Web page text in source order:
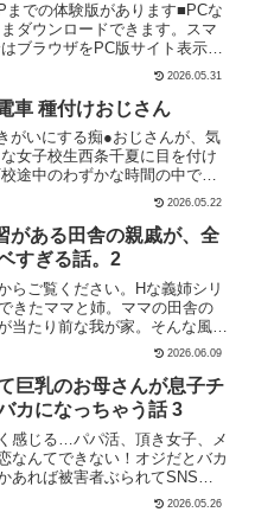
までの体験版があります■PCな
ダウンロードできます。スマ
ブラウザをPC版サイト表示に
可能です。【ストーリー】連
く残業をしている若手社員の
んな町田を心配して「清水先
われ飲みに行くことに…しかし
つれて先輩が酒に弱い事を思
の定酔っぱらってしまう…先
一旦ホテルで休憩する事にな
た先輩が勢いで取った予想外の
内容】・フルカラーPNG形式・
SNS】・
本作品にはStable
よるAI生成画像を使用し加筆
ます。
2026.05.31
車 種付けおじさん
がいにする痴●おじさんが、気
女子校生西条千夏に目を付け
途中のわずかな時間の中で、
●される悦びを教えやることに。
じ痴●を生きがいにする痴●おじ
の強そうな女子校生西条千夏
る。登下校途中のわずかな時
彼女に痴●される悦びを教えや
〇キャラクター【西条千夏】
黒髪ポニーテール。剣道部。処
明るく真面目で少々気が強い
基本的にはフツーの女子校生。
と気付かれるのが恥ずかしく
ないタイプ。体は敏感で感じ
●されてHな気分になってしま
い、それによってますます恥
って強く言い出せなくなって
システムコマンドによるお触
です。ヒロイン千夏は警戒心が
2026.05.22
がある田舎の親戚が、全
すぎる話。2
らご覧ください。Hな義姉シリ
きたママと姉。ママの田舎の
当たり前な我が家。そんな風習
『仲良し』という、家の若い男
で性欲処理をするというHな風
に川遊び。休憩時間もテントの
ると、ちょうど農作業を終えた
、おばあちゃんと一緒にお風呂
トでH・おばあちゃんとお風呂
逆パイズリ・おばあちゃん＆マ
2026.06.09
巨乳のお母さんが息子チ
カになっちゃう話 3
感じる…パパ活、頂き女子、メ
なんてできない！オジだとバカ
あれば被害者ぶられてSNSで
信じられない！そんな日本男子
2026.05.26